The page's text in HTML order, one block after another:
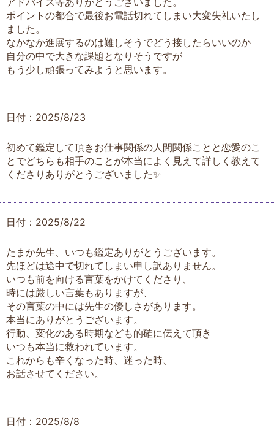
ポイントの都合で最後お電話切れてしまい大変失礼いたし
ました。
なかなか進展するのは難しそうでどう接したらいいのか
自分の中で大きな課題となりそうですが
もう少し頑張ってみようと思います。
日付：2025/8/23
初めて鑑定して頂きお仕事関係の人間関係ことと恋愛のこ
とでどちらも相手のことが本当によく見えて詳しく教えて
くださりありがとうございました✨️
日付：2025/8/22
たまか先生、いつも鑑定ありがとうございます。
先ほどは途中で切れてしまい申し訳ありません。
いつも前を向ける言葉をかけてくださり、
時には厳しい言葉もありますが、
その言葉の中には先生の優しさがあります。
本当にありがとうございます。
行動、変化のある時期なども的確に伝えて頂き
いつも本当に救われています。
これからも辛くなった時、迷った時、
お話させてください。
日付：2025/8/8